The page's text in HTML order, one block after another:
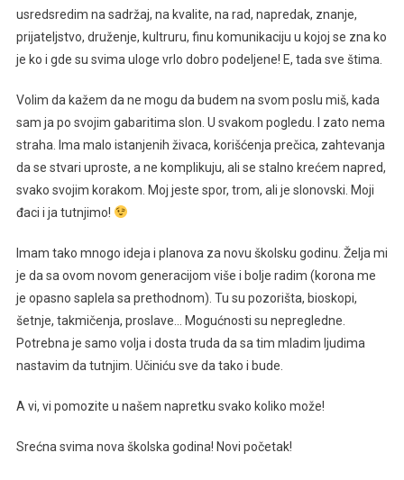
usredsredim na sadržaj, na kvalite, na rad, napredak, znanje,
prijateljstvo, druženje, kultruru, finu komunikaciju u kojoj se zna ko
je ko i gde su svima uloge vrlo dobro podeljene! E, tada sve štima.
Volim da kažem da ne mogu da budem na svom poslu miš, kada
sam ja po svojim gabaritima slon. U svakom pogledu. I zato nema
straha. Ima malo istanjenih živaca, korišćenja prečica, zahtevanja
da se stvari uproste, a ne komplikuju, ali se stalno krećem napred,
svako svojim korakom. Moj jeste spor, trom, ali je slonovski. Moji
đaci i ja tutnjimo!
Imam tako mnogo ideja i planova za novu školsku godinu. Želja mi
je da sa ovom novom generacijom više i bolje radim (korona me
je opasno saplela sa prethodnom). Tu su pozorišta, bioskopi,
šetnje, takmičenja, proslave… Mogućnosti su nepregledne.
Potrebna je samo volja i dosta truda da sa tim mladim ljudima
nastavim da tutnjim. Učiniću sve da tako i bude.
A vi, vi pomozite u našem napretku svako koliko može!
Srećna svima nova školska godina! Novi početak!